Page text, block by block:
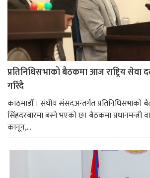
प्रतिनिधिसभाको बैठकमा आज राष्ट्रिय सेवा
गरिँदै
काठमाडौँ । संघीय संसदअन्तर्गत
सिंहदरबारमा बस्ने भएको छ। बैठकमा प्रधानमन्त्री
कानून,...